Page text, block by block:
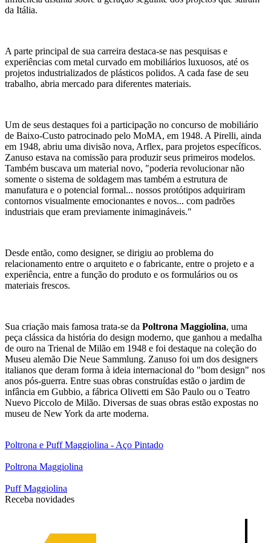
da Itália.
A parte principal de sua carreira destaca-se nas pesquisas e
experiências com metal curvado em mobiliários luxuosos, até os
projetos industrializados de plásticos polidos. A cada fase de seu
trabalho, abria mercado para diferentes materiais.
Um de seus destaques foi a participação no concurso de mobiliário
de Baixo-Custo patrocinado pelo MoMA, em 1948. A Pirelli, ainda
em 1948, abriu uma divisão nova, Arflex, para projetos específicos.
Zanuso estava na comissão para produzir seus primeiros modelos.
Também buscava um material novo, "poderia revolucionar não
somente o sistema de soldagem mas também a estrutura de
manufatura e o potencial formal... nossos protótipos adquiriram
contornos visualmente emocionantes e novos... com padrões
industriais que eram previamente inimagináveis."
Desde então, como designer, se dirigiu ao problema do
relacionamento entre o arquiteto e o fabricante, entre o projeto e a
experiência, entre a função do produto e os formulários ou os
materiais frescos.
Sua criação mais famosa trata-se da Poltrona Maggiolina, uma
peça clássica da história do design moderno, que ganhou a medalha
de ouro na Trienal de Milão em 1948 e foi destaque na coleção do
Museu alemão Die Neue Sammlung. Zanuso foi um dos designers
italianos que deram forma à ideia internacional do "bom design" nos
anos pós-guerra. Entre suas obras construídas estão o jardim de
infância em Gubbio, a fábrica Olivetti em São Paulo ou o Teatro
Nuevo Piccolo de Milão. Diversas de suas obras estão expostas no
museu de New York da arte moderna.
Poltrona e Puff Maggiolina - Aço Pintado
Poltrona Maggiolina
Puff Maggiolina
Receba novidades